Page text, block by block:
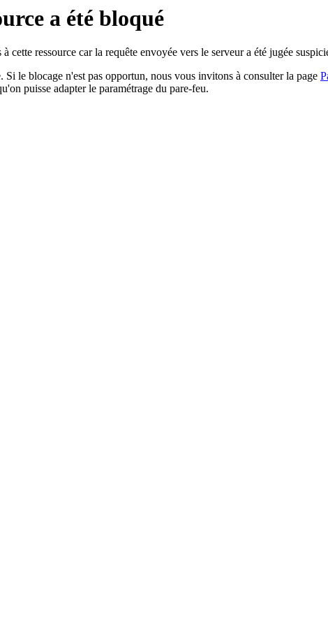
a été bloqué
ressource car la requête envoyée vers le serveur a été jugée
le blocage n'est pas opportun, nous vous invitons à consulter la page
puisse adapter le paramétrage du pare-feu.